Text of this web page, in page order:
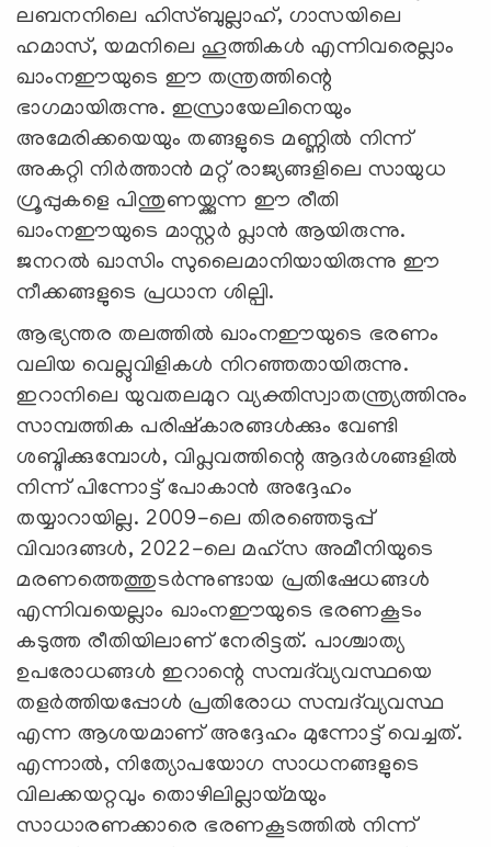
ലബനനിലെ ഹിസ്ബുല്ലാഹ്, ഗാസയിലെ
ഹമാസ്, യമനിലെ ഹൂത്തികൾ എന്നിവരെല്ലാം
ഖാംനഈയുടെ ഈ തന്ത്രത്തിന്റെ
ഭാഗമായിരുന്നു. ഇസ്രായേലിനെയും
അമേരിക്കയെയും തങ്ങളുടെ മണ്ണിൽ നിന്ന്
അകറ്റി നിർത്താൻ മറ്റ് രാജ്യങ്ങളിലെ സായുധ
ഗ്രൂപ്പുകളെ പിന്തുണയ്ക്കുന്ന ഈ രീതി
ഖാംനഈയുടെ മാസ്റ്റർ പ്ലാൻ ആയിരുന്നു.
ജനറൽ ഖാസിം സുലൈമാനിയായിരുന്നു ഈ
നീക്കങ്ങളുടെ പ്രധാന ശില്പി.
ആഭ്യന്തര തലത്തിൽ ഖാംനഈയുടെ ഭരണം
വലിയ വെല്ലുവിളികൾ നിറഞ്ഞതായിരുന്നു.
ഇറാനിലെ യുവതലമുറ വ്യക്തിസ്വാതന്ത്ര്യത്തിനും
സാമ്പത്തിക പരിഷ്കാരങ്ങൾക്കും വേണ്ടി
ശബ്ദിക്കുമ്പോള്‍, വിപ്ലവത്തിന്റെ ആദർശങ്ങളിൽ
നിന്ന് പിന്നോട്ട് പോകാൻ അദ്ദേഹം
തയ്യാറായില്ല. 2009-ലെ തിരഞ്ഞെടുപ്പ്
വിവാദങ്ങൾ, 2022-ലെ മഹ്സ അമീനിയുടെ
മരണത്തെത്തുടർന്നുണ്ടായ പ്രതിഷേധങ്ങൾ
എന്നിവയെല്ലാം ഖാംനഈയുടെ ഭരണകൂടം
കടുത്ത രീതിയിലാണ് നേരിട്ടത്. പാശ്ചാത്യ
ഉപരോധങ്ങൾ ഇറാന്റെ സമ്പദ്‌വ്യവസ്ഥയെ
തളർത്തിയപ്പോൾ പ്രതിരോധ സമ്പദ്‌വ്യവസ്ഥ
എന്ന ആശയമാണ് അദ്ദേഹം മുന്നോട്ട് വെച്ചത്.
എന്നാൽ, നിത്യോപയോഗ സാധനങ്ങളുടെ
വിലക്കയറ്റവും തൊഴിലില്ലായ്മയും
സാധാരണക്കാരെ ഭരണകൂടത്തിൽ നിന്ന്